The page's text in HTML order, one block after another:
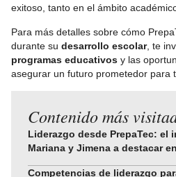
exitoso, tanto en el ámbito
Para más detalles sobre cómo
durante su desarrollo escolar, te
programas educativos y las
asegurar un futuro prometedor para
Contenido más
Liderazgo desde PrepaTec: el
Mariana y Jimena a destacar
Competencias de liderazgo